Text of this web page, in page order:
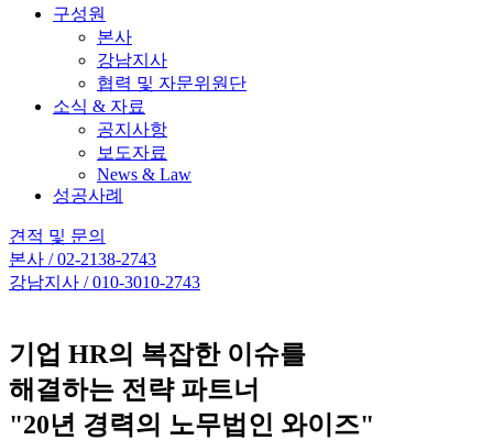
구성원
본사
강남지사
협력 및 자문위원단
소식 & 자료
공지사항
보도자료
News & Law
성공사례
견적 및 문의
본사 / 02-2138-2743
강남지사 / 010-3010-2743
기업 HR의 복잡한 이슈를
해결하는 전략 파트너
"20년 경력의 노무법인 와이즈"